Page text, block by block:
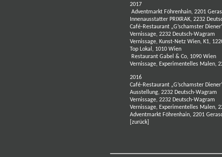
2017
Adventmarkt Föhrenhain, 2201
Innenausstatter PRIXRAK, 2232
Café-Restaurant „G’schamster
Vernissage, 2232 Deutsch-Wagram
Vernissage, Kunst-Netz Wien, K1,
Top Lokal, 1010 Wien
Restaurant Gabel & Co, 1090 Wien
Vernissage, Experimentelles Malen,
2016
Café-Restaurant „G’schamster
Ausstellung, 2232 Deutsch-Wagram
Vernissage, 2232 Deutsch-Wagram
Vernissage, Experimentelles Malen,
Adventmarkt Föhrenhain, 2201
zurück